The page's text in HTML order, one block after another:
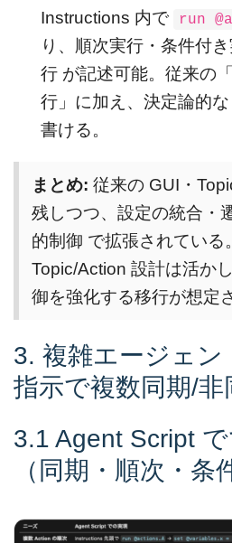
Instructions 内で
run
り、順次実行・条件付
行 が記述可能。従来の
行」に加え、決定論的
書ける。
まとめ: 従来の GUI・
残しつつ、設定の統合・
的制御 で拡張されている
Topic/Action 設計は活か
御を強化する移行が想定
3. 複雑エージェ
指示で複数同期/非
3.1 Agent Script
（同期・順次・条